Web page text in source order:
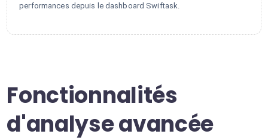
performances depuis le dashboard Swiftask.
Fonctionnalités
d'analyse avancée